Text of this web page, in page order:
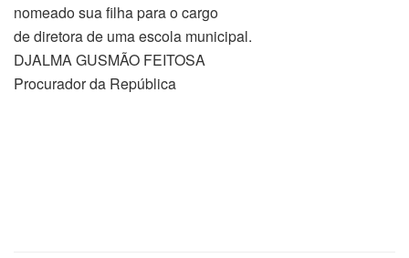
nomeado sua filha para o cargo
de diretora de uma escola municipal.
DJALMA GUSMÃO FEITOSA
Procurador da República